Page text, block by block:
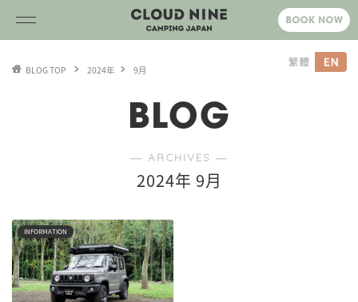
BLOG TOP 2024年 9月
BLOG
― ARCHIVES ―
2024年 9月
INFORMATION